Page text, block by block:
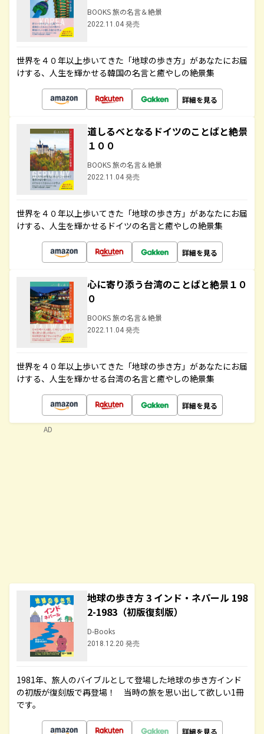
BOOKS 旅の名言＆絶景
2022.11.04 発売
世界を４０年以上歩いてきた「地球の歩き方」があなたにお届
けする、人生を輝かせる韓国の名言と癒やしの絶景集
詳細を見る
道しるべとなるドイツのことばと絶景
１００
BOOKS 旅の名言＆絶景
2022.11.04 発売
世界を４０年以上歩いてきた「地球の歩き方」があなたにお届
けする、人生を輝かせるドイツの名言と癒やしの絶景集
詳細を見る
心に寄り添う台湾のことばと絶景１０
０
BOOKS 旅の名言＆絶景
2022.11.04 発売
世界を４０年以上歩いてきた「地球の歩き方」があなたにお届
けする、人生を輝かせる台湾の名言と癒やしの絶景集
詳細を見る
地球の歩き方 3 インド・ネパール 198
2-1983（初版復刻版）
D-Books
2018.12.20 発売
1981年、旅人のバイブルとして登場した地球の歩き方インド
の初版が復刻版で再登場！ 当時の旅を思い出して欲しい1冊
です。
詳細を見る
AD